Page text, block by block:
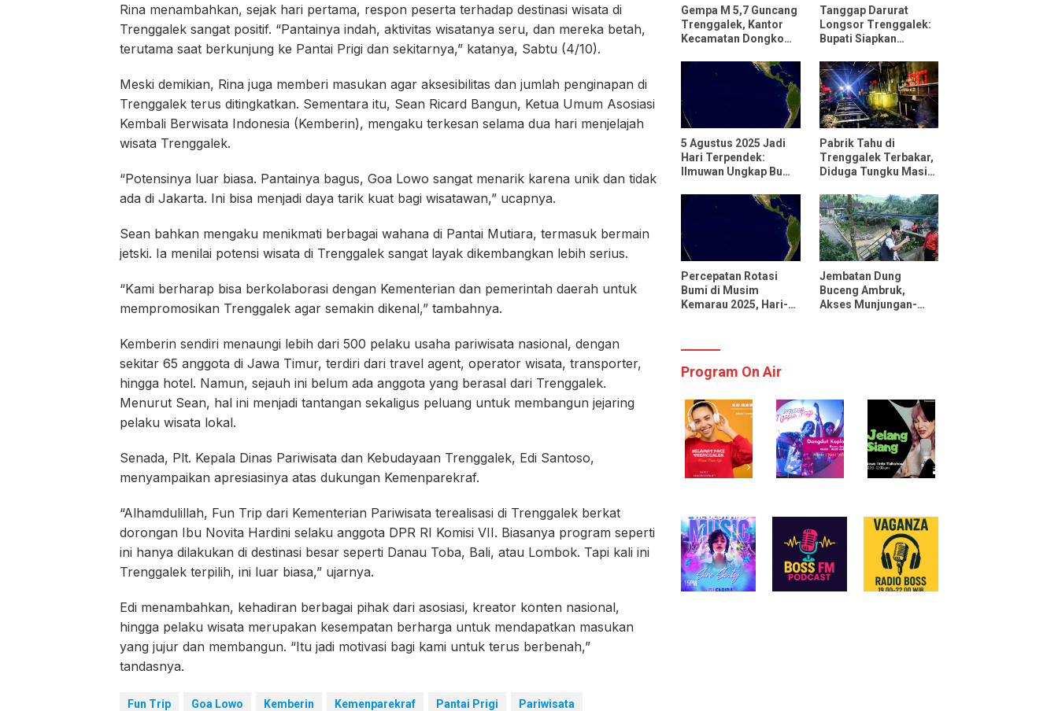
Rina menambahkan, sejak hari pertama, respon peserta terhadap destinasi wisata di
Trenggalek sangat positif. “Pantainya indah, aktivitas wisatanya seru, dan mereka betah,
terutama saat berkunjung ke Pantai Prigi dan sekitarnya,” katanya, Sabtu (4/10).
Meski demikian, Rina juga memberi masukan agar aksesibilitas dan jumlah penginapan di
Trenggalek terus ditingkatkan. Sementara itu, Sean Ricard Bangun, Ketua Umum Asosiasi
Kembali Berwisata Indonesia (Kemberin), mengaku terkesan selama dua hari menjelajah
wisata Trenggalek.
“Potensinya luar biasa. Pantainya bagus, Goa Lowo sangat menarik karena unik dan tidak
ada di Jakarta. Ini bisa menjadi daya tarik kuat bagi wisatawan,” ucapnya.
Sean bahkan mengaku menikmati berbagai wahana di Pantai Mutiara, termasuk bermain
jetski. Ia menilai potensi wisata di Trenggalek sangat layak dikembangkan lebih serius.
“Kami berharap bisa berkolaborasi dengan Kementerian dan pemerintah daerah untuk
mempromosikan Trenggalek agar semakin dikenal,” tambahnya.
Kemberin sendiri menaungi lebih dari 500 pelaku usaha pariwisata nasional, dengan
sekitar 65 anggota di Jawa Timur, terdiri dari travel agent, operator wisata, transporter,
hingga hotel. Namun, sejauh ini belum ada anggota yang berasal dari Trenggalek.
Menurut Sean, hal ini menjadi tantangan sekaligus peluang untuk membangun jejaring
pelaku wisata lokal.
Senada, Plt. Kepala Dinas Pariwisata dan Kebudayaan Trenggalek, Edi Santoso,
menyampaikan apresiasinya atas dukungan Kemenparekraf.
“Alhamdulillah, Fun Trip dari Kementerian Pariwisata terealisasi di Trenggalek berkat
dorongan Ibu Novita Hardini selaku anggota DPR RI Komisi VII. Biasanya program seperti
ini hanya dilakukan di destinasi besar seperti Danau Toba, Bali, atau Lombok. Tapi kali ini
Trenggalek terpilih, ini luar biasa,” ujarnya.
Edi menambahkan, kehadiran berbagai pihak dari asosiasi, kreator konten nasional,
hingga pelaku wisata merupakan kesempatan berharga untuk mendapatkan masukan
yang jujur dan membangun. “Itu jadi motivasi bagi kami untuk terus berbenah,”
tandasnya.
Fun Trip Goa Lowo Kemberin Kemenparekraf Pantai Prigi Pariwisata
Gempa M 5,7 Guncang
Trenggalek, Kantor
Kecamatan Dongko
Tanggap Darurat
Longsor Trenggalek:
Bupati Siapkan
Rencana Relokasi
untuk 95 Rumah
5 Agustus 2025 Jadi
Hari Terpendek:
Ilmuwan Ungkap Bumi
dari Biasanya
Pabrik Tahu di
Trenggalek Terbakar,
Diduga Tungku Masih
Percepatan Rotasi
Bumi di Musim
Kemarau 2025, Hari-
Jembatan Dung
Buceng Ambruk,
Akses Munjungan-
Program On Air